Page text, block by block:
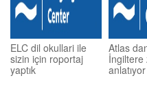
ELC dil okullari ile
sizin için roportaj
yaptık
Atlas
İngiltere
anlatıyor